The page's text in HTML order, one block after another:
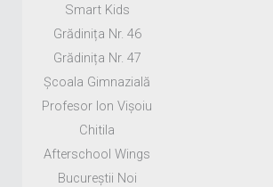
Smart Kids
Grădinița Nr. 46
Grădinița Nr. 47
Școala Gimnazială
Profesor Ion Vișoiu
Chitila
Afterschool Wings
Bucureștii Noi